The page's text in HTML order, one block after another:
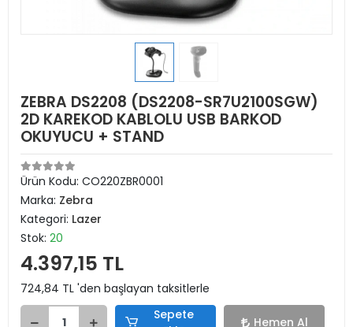
ZEBRA DS2208 (DS2208-SR7U2100SGW)
2D KAREKOD KABLOLU USB BARKOD
OKUYUCU + STAND
Ürün Kodu: CO220ZBR0001
Marka: Zebra
Kategori: Lazer
Stok: 20
4.397,15 TL
724,84 TL 'den başlayan taksitlerle
Sepete
Hemen Al